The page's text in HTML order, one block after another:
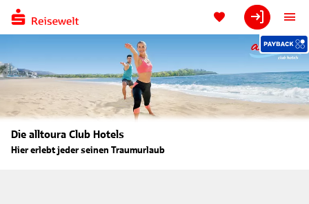
Die alltoura Club Hotels
Hier erlebt jeder seinen Traumurlaub